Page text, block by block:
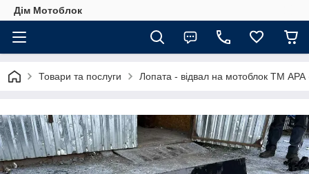
Дім Мотоблок
Товари та послуги Лопата - відвал на мотоблок ТМ АРА